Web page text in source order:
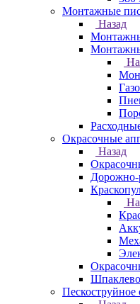
Монтажные
Назад
Окрасочные
Назад
Пескоструйное